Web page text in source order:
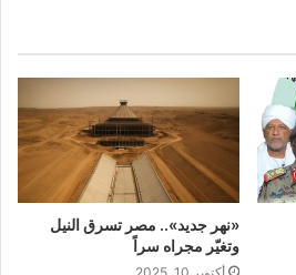
«نهر جديد».. مصر تسرق النيل
وتغيّر مجراه سراً